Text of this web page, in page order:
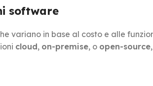
software
variano in base al costo e alle
cloud, on-premise, o open-source